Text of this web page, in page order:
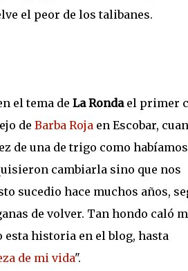
el peor de los talibanes.
el tema de La Rondael primer
de Barba Rojaen Escobar,
de una de trigo como habíamos
cambiarla sino que nos
sucedio hace muchos años,
de volver. Tan hondo caló
esta historia en el blog, hasta
de mi vida".